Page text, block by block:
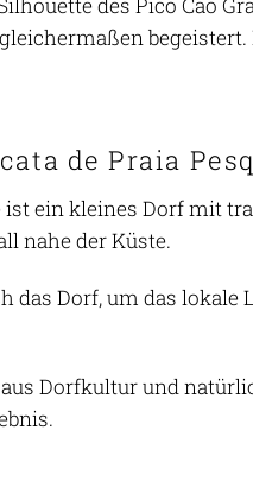
de Praia
ist ein kleines Dorf mit
nahe der Küste.
das Dorf, um das
Dorfkultur und